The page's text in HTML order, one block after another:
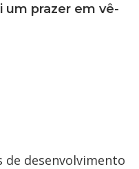
um prazer em vê-
de desenvolvimento